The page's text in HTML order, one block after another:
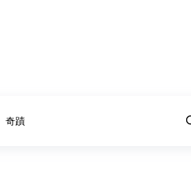
奇蹟